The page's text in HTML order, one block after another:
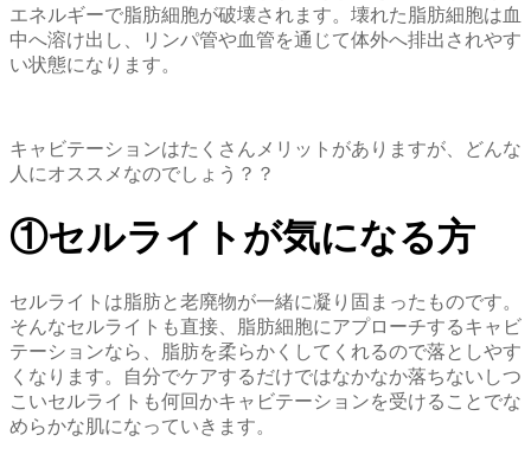
エネルギーで脂肪細胞が破壊されます。壊れた脂肪細胞は血
中へ溶け出し、リンパ管や血管を通じて体外へ排出されやす
い状態になります。
キャビテーションはたくさんメリットがありますが、どんな
人にオススメなのでしょう？？
①セルライトが気になる方
セルライトは脂肪と老廃物が一緒に凝り固まったものです。
そんなセルライトも直接、脂肪細胞にアプローチするキャビ
テーションなら、脂肪を柔らかくしてくれるので落としやす
くなります。自分でケアするだけではなかなか落ちないしつ
こいセルライトも何回かキャビテーションを受けることでな
めらかな肌になっていきます。